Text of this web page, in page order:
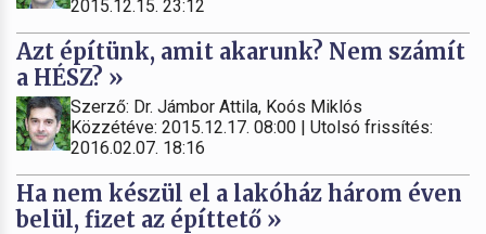
2015.12.15. 23:12
Azt építünk, amit akarunk? Nem számít
a HÉSZ? »
Szerző: Dr. Jámbor Attila, Koós Miklós
Közzétéve: 2015.12.17. 08:00 | Utolsó frissítés:
2016.02.07. 18:16
Ha nem készül el a lakóház három éven
belül, fizet az építtető »